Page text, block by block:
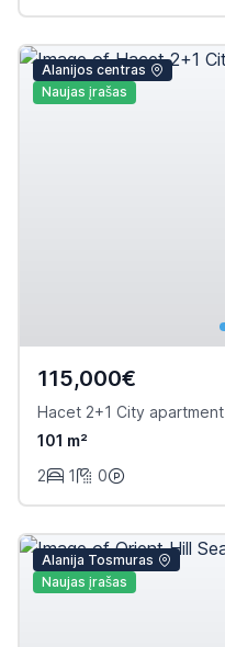
Alanijos centras
Naujas įrašas
115,000€
Hacet 2+1 City apartment
101 m²
2
1 0
Alanija Tosmuras
Naujas įrašas